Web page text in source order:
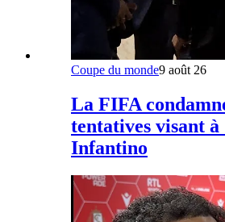
Coupe du monde9 août 26
La FIFA
tentatives visant à
Infantino